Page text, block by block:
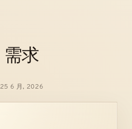
需求
25 6 月, 2026